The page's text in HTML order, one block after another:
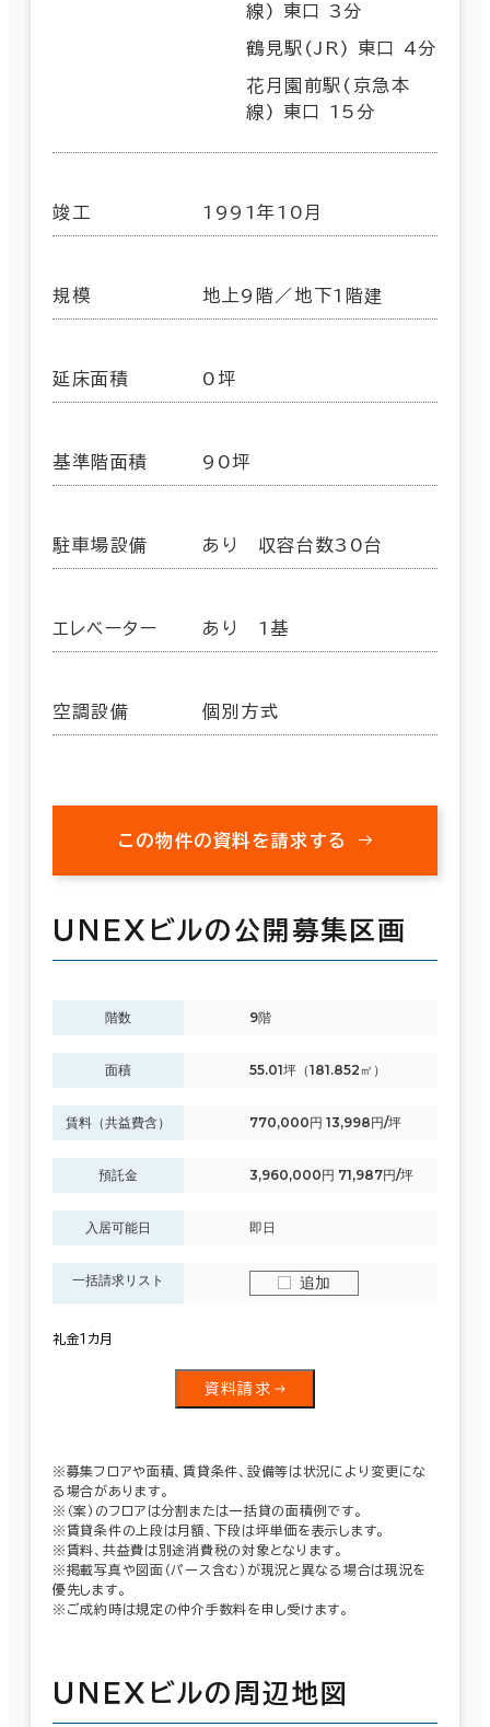
線) 東口 3分
鶴見駅(JR) 東口 4分
花月園前駅(京急本
線) 東口 15分
竣工 1991年10月
規模 地上9階／地下1階建
延床面積 0坪
基準階面積 90坪
駐車場設備 あり 収容台数30台
エレベーター あり 1基
空調設備 個別方式
この物件の資料を請求する
ＵＮＥＸビルの公開募集区画
階数 9階
面積 55.01坪（181.852㎡）
賃料（共益費含） 770,000円 13,998円/坪
預託金 3,960,000円 71,987円/坪
入居可能日 即日
一括請求リスト 追加
礼金１カ月
資料請求
※募集フロアや面積、賃貸条件、設備等は状況により変更にな
る場合があります。
※（案）のフロアは分割または一括貸の面積例です。
※賃貸条件の上段は月額、下段は坪単価を表示します。
※賃料、共益費は別途消費税の対象となります。
※掲載写真や図面（パース含む）が現況と異なる場合は現況を
優先します。
※ご成約時は規定の仲介手数料を申し受けます。
ＵＮＥＸビルの周辺地図